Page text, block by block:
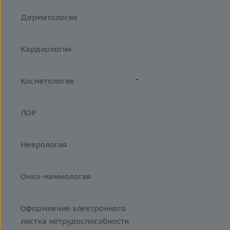
Дерматология
Кардиология
Косметология
Ботулотоксин
Лазерная эпиляция
Проведение эпиляции.
Тредлифтинг
Уходы
ЛОР
Неврология
Онко-маммология
Оформление электронного
листка нетрудоспособности